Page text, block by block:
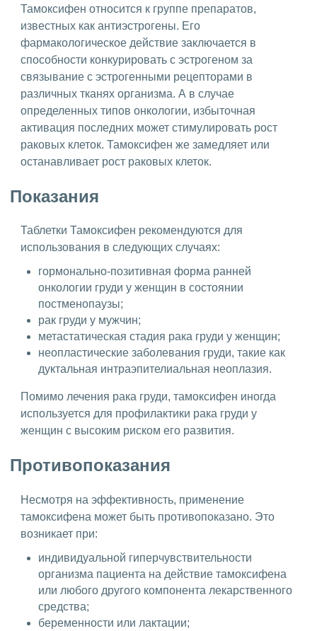
Тамоксифен относится к группе препаратов,
известных как антиэстрогены. Его
фармакологическое действие заключается в
способности конкурировать с эстрогеном за
связывание с эстрогенными рецепторами в
различных тканях организма. А в случае
определенных типов онкологии, избыточная
активация последних может стимулировать рост
раковых клеток. Тамоксифен же замедляет или
останавливает рост раковых клеток.
Показания
Таблетки Тамоксифен рекомендуются для
использования в следующих случаях:
гормонально-позитивная форма ранней
онкологии груди у женщин в состоянии
постменопаузы;
рак груди у мужчин;
метастатическая стадия рака груди у женщин;
неопластические заболевания груди, такие как
дуктальная интраэпителиальная неоплазия.
Помимо лечения рака груди, тамоксифен иногда
используется для профилактики рака груди у
женщин с высоким риском его развития.
Противопоказания
Несмотря на эффективность, применение
тамоксифена может быть противопоказано. Это
возникает при:
индивидуальной гиперчувствительности
организма пациента на действие тамоксифена
или любого другого компонента лекарственного
средства;
беременности или лактации;